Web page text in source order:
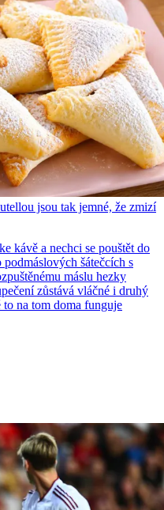
jsou tak jemné, že zmizí
kávě a nechci se pouštět do
šátečcích s
máslu hezky
zůstává vláčné i druhý
to na tom doma funguje